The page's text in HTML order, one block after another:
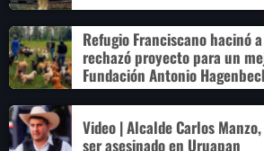
Refugio Franciscano hacinó
rechazó proyecto para un
Fundación Antonio
Video | Alcalde Carlos
ser asesinado en Uruapan